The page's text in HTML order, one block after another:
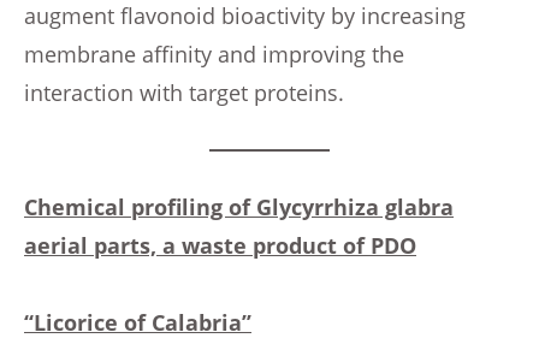
augment flavonoid bioactivity by increasing
membrane affinity and improving the
interaction with target proteins.
Chemical profiling of Glycyrrhiza glabra
aerial parts, a waste product of PDO
‘‘Licorice of Calabria’’